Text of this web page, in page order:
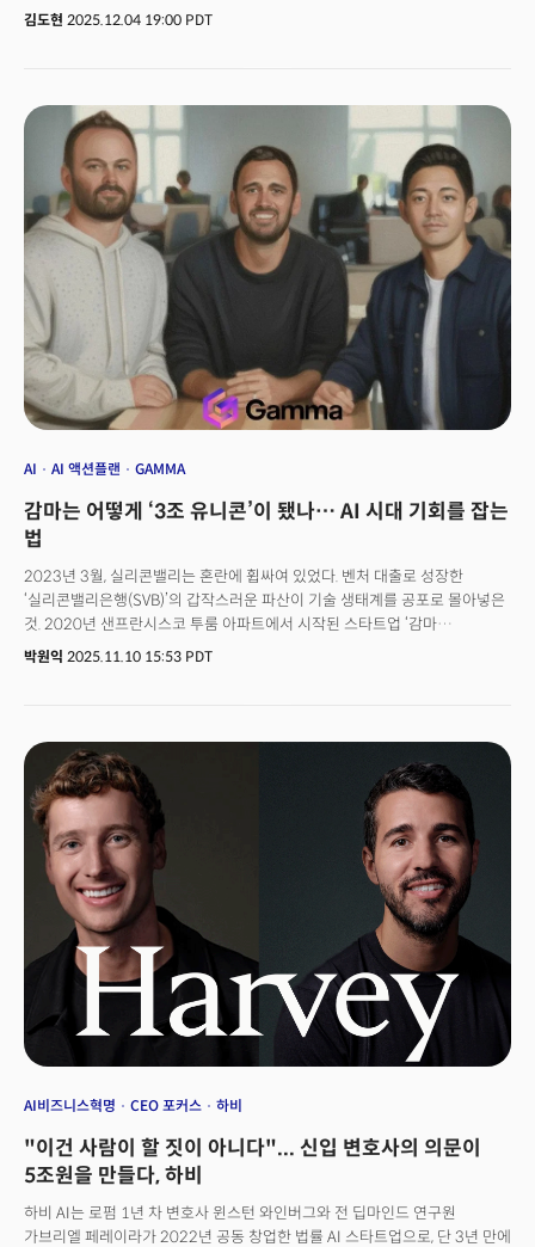
직면하고 있다. 왜 그럴까? 문제는 기술이 아니다. 회사 업무 방식(워크플로우)
업무 흐름'에 집중했다. 도로 자체를 다시 깔았다.더 근본적인 전환은
에이전트를 바라보는 관점이다. 선도 기업들은 에이전트를 일회성 소프트웨어
배포가 아닌 '계속 성장하는 팀원'으로 다룬다. 신입 사원에게 업무를 맡긴 뒤
방치하지 않듯, 에이전트에도 지속적인 피드백과 평가가 필수다. 그렇지
않으면 'AI 슬롭(AI Slop)'이라 불리는 그럴듯하지만 쓸모없는 결과물만
양산된다. 실리콘밸리에서 "측정하는 것이 결과를 만든다(You get what you
measure)"라는 격언이 에이전트 시대에도 그대로 적용되는 이유다.재사용의
경제학은 더 흥미롭다. 대부분 기업이 작업마다 새로운 에이전트를 개발하는
실수를 반복한다. 그러나 성공 사례들을 보면 공통 패턴이 보인다. 데이터 검증,
문서 분석, 고객 응대 같은 반복 기능을 자산화해 플랫폼으로 구축하면
불필요한 업무의 30~50%가 사라진다. 바퀴를 매번 재발명하지 않는 것,
이것이 에이전트 경제학의 핵심이다.그렇다면 인간의 역할은 사라지는가?
오히려 격상된다. '실행자'에서 '설계자'로, 단순 작업의 수행자에서
에이전트가 만든 결과물을 검증하고 승인하는 '최종 책임자'로 진화한다.
재설계하는 '결심의 힘'에 달려 있다. 실리콘밸리가 증명했듯, 결국 이기는 건
김도현 2025.12.04 19:00 PDT
AI AI 액션플랜 GAMMA
감마는 어떻게 ‘3조 유니콘’이 됐나… AI 시대 기회를 잡는
법
2023년 3월, 실리콘밸리는 혼란에 휩싸여 있었다. 벤처 대출로 성장한
‘실리콘밸리은행(SVB)’의 갑작스러운 파산이 기술 생태계를 공포로 몰아넣은
것. 2020년 샌프란시스코 투룸 아파트에서 시작된 스타트업 ‘감마
(Gamma)’도 위기의 직격탄을 맞았다.그랜트 리(Grant Lee) 감마 CEO는
감마는 AI 통합 기능을 계획대로 출시하며 승부수를 던졌다. 결과는 놀라웠다.
AI 기능 출시 이후 감마는 불과 9개월 만에 1000만 명의 사용자를 확보하며
폭발적으로 성장했다. 한 치 앞도 예측하기 어려운 위기 속에서 단행한 결정은
시장의 필요를 꿰뚫었고, 회사의 운명을 바꿨다. 감마는 10일(현지시각)
6800만달러(약 990억6000만원) 규모의 시리즈 B 투자를 유치하며 다시
한번 시장을 놀라게 했다. 실리콘밸리 최대 벤처캐피털(VC) 안드레센
호로위츠(a16z)가 투자를 주도했고, 이 투자 유치 과정에서 감마는 21억달러
(약 3조원)의 기업가치를 인정받았다. 더 놀라운 건 매출 성과다. 감마는 50여
명의 소규모 팀으로 연간 반복 매출(ARR) 1억달러(약 1400억원)를 돌파했고,
2023년 이후 2년 이상 흑자를 내고 있다. 오픈AI, 구글처럼 자체 LLM(대규모
언어 모델)도 없는 작은 스타트업이 설립 5년 만에 어떻게 이런 성과를 이룰 수
있었을까?👉'혁신금융 아이콘' SVB 급성장과 급파산의 전말
박원익 2025.11.10 15:53 PDT
AI비즈니스혁명 CEO 포커스 하비
"이건 사람이 할 짓이 아니다"... 신입 변호사의 의문이
5조원을 만들다, 하비
하비 AI는 로펌 1년 차 변호사 윈스턴 와인버그와 전 딥마인드 연구원
가브리엘 페레이라가 2022년 공동 창업한 법률 AI 스타트업으로, 단 3년 만에